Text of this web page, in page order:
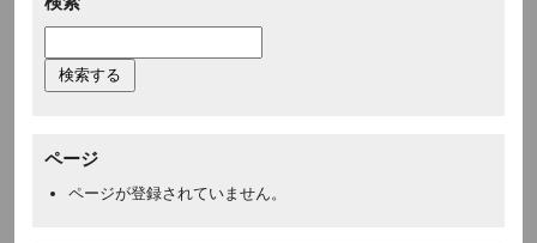
ページ
ページが登録されていません。